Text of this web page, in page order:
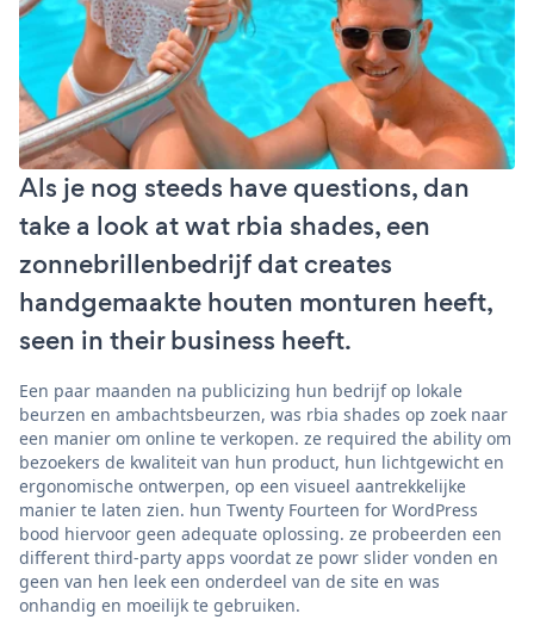
Als je nog steeds have questions, dan
take a look at wat rbia shades, een
zonnebrillenbedrijf dat creates
handgemaakte houten monturen heeft,
seen in their business heeft.
Een paar maanden na publicizing hun bedrijf op lokale
beurzen en ambachtsbeurzen, was rbia shades op zoek naar
een manier om online te verkopen. ze required the ability om
bezoekers de kwaliteit van hun product, hun lichtgewicht en
ergonomische ontwerpen, op een visueel aantrekkelijke
manier te laten zien. hun Twenty Fourteen for WordPress
bood hiervoor geen adequate oplossing. ze probeerden een
different third-party apps voordat ze powr slider vonden en
geen van hen leek een onderdeel van de site en was
onhandig en moeilijk te gebruiken.